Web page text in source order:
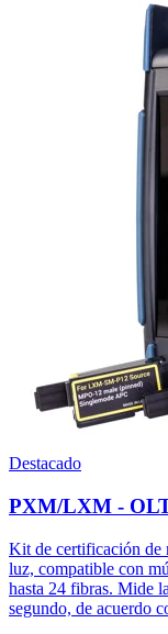
Destacado
PXM/LXM -
Kit de certificación de
luz, compatible con
hasta 24 fibras. Mide
segundo, de acuerdo